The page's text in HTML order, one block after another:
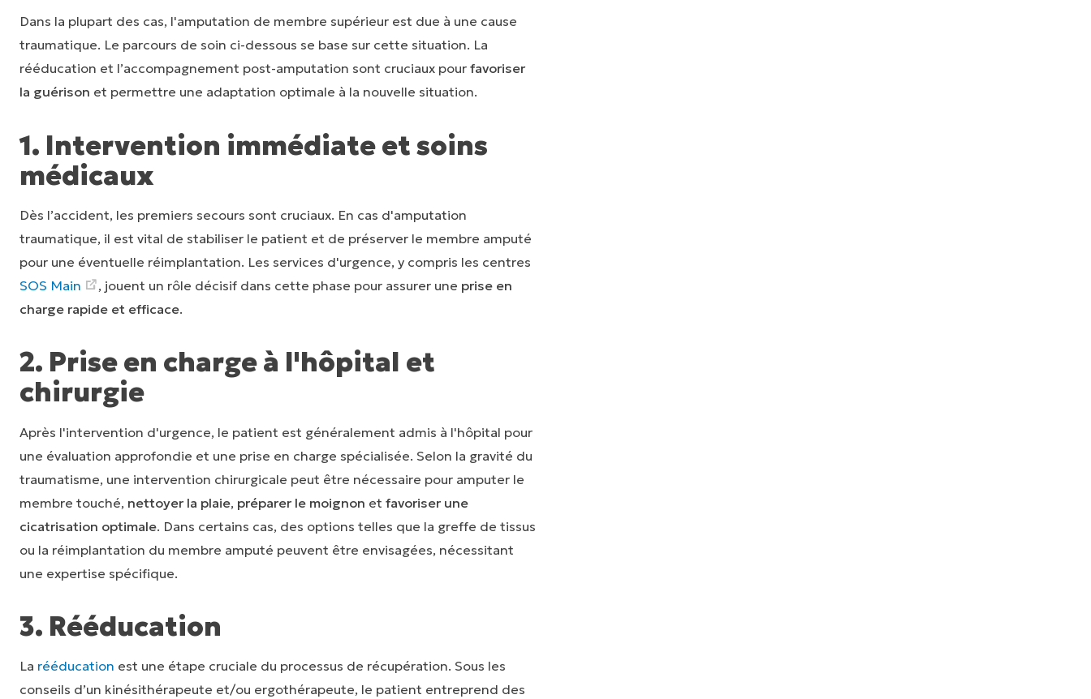
Dans la plupart des cas, l'amputation de membre supérieur est due à une cause
traumatique. Le parcours de soin ci-dessous se base sur cette situation. La
rééducation et l’accompagnement post-amputation sont cruciaux pour favoriser
la guérison et permettre une adaptation optimale à la nouvelle situation.
1. Intervention immédiate et soins
médicaux
Dès l’accident, les premiers secours sont cruciaux. En cas d'amputation
traumatique, il est vital de stabiliser le patient et de préserver le membre amputé
pour une éventuelle réimplantation. Les services d'urgence, y compris les centres
SOS Main
, jouent un rôle décisif dans cette phase pour assurer une prise en
charge rapide et efficace.
2. Prise en charge à l'hôpital et
chirurgie
Après l'intervention d'urgence, le patient est généralement admis à l'hôpital pour
une évaluation approfondie et une prise en charge spécialisée. Selon la gravité du
traumatisme, une intervention chirurgicale peut être nécessaire pour amputer le
membre touché, nettoyer la plaie, préparer le moignon et favoriser une
cicatrisation optimale. Dans certains cas, des options telles que la greffe de tissus
ou la réimplantation du membre amputé peuvent être envisagées, nécessitant
une expertise spécifique.
3. Rééducation
La rééducation est une étape cruciale du processus de récupération. Sous les
conseils d’un kinésithérapeute et/ou ergothérapeute, le patient entreprend des